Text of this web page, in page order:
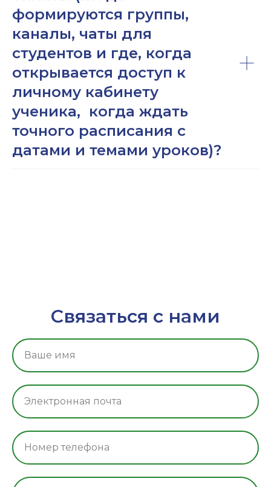
формируются группы,
каналы, чаты для
студентов и где, когда
открывается доступ к
личному кабинету
ученика, когда ждать
точного расписания с
датами и темами уроков)?
Связаться с нами
Ваше имя
Электронная почта
Номер телефона